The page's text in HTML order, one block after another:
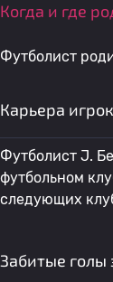
Когда и где
Футболист
Карьера
Футболист J.
футбольном
следующих
Забитые голы